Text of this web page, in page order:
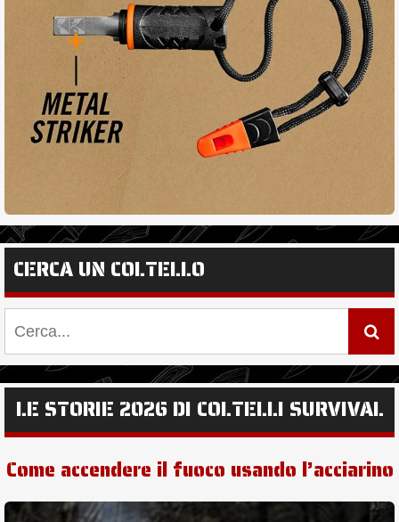
CERCA UN COLTELLO
LE STORIE 2026 DI COLTELLI SURVIVAL
Come accendere il fuoco usando l’acciarino